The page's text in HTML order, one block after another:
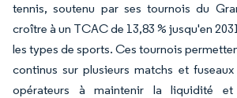
tennis, soutenu par ses tournois du
croître à un TCAC de 13,83 % jusqu'en
les types de sports. Ces tournois
continus sur plusieurs matchs et
opérateurs à maintenir la liquidité et